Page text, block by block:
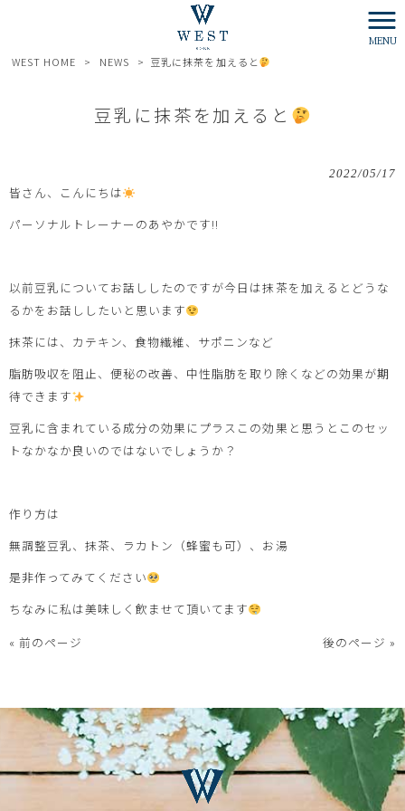
MENU
WEST HOME > NEWS > 豆乳に抹茶を加えると
豆乳に抹茶を加えると
2022/05/17
皆さん、こんにちは
パーソナルトレーナーのあやかです!!
以前豆乳についてお話ししたのですが今日は抹茶を加えるとどうな
るかをお話ししたいと思います
抹茶には、カテキン、食物繊維、サポニンなど
脂肪吸収を阻止、便秘の改善、中性脂肪を取り除くなどの効果が期
待できます
豆乳に含まれている成分の効果にプラスこの効果と思うとこのセッ
トなかなか良いのではないでしょうか？
作り方は
無調整豆乳、抹茶、ラカトン（蜂蜜も可）、お湯
是非作ってみてください
ちなみに私は美味しく飲ませて頂いてます
« 前のページ
後のページ »